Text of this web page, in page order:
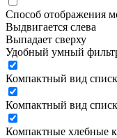
Способ отображения
Выдвигается слева
Выпадает сверху
Удобный умный
Компактный вид
Компактный вид
Компактные хлебные